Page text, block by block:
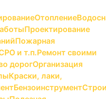
Отопление
Проектирование
Пожарная
и т.п.Ремонт своими
дорогОрганизация
Краски, лаки,
Бензоинструмент